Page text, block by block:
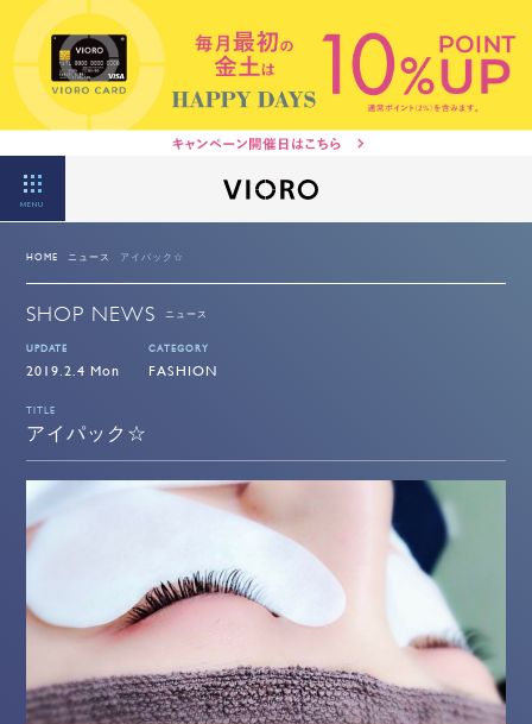
MENU
HOME ニュース アイパック☆
SHOP NEWS ニュース
UPDATE
2019.2.4 Mon
CATEGORY
FASHION
TITLE
アイパック☆